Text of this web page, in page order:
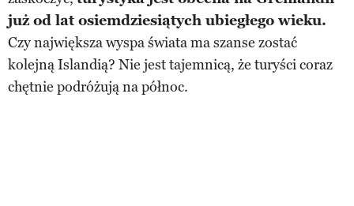
już od lat osiemdziesiątych ubiegłego wieku.
Czy największa wyspa świata ma szanse zostać
kolejną Islandią? Nie jest tajemnicą, że turyści coraz
chętnie podróżują na północ.